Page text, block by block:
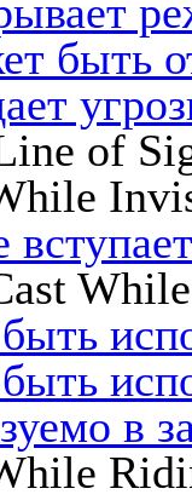
быть
of
в